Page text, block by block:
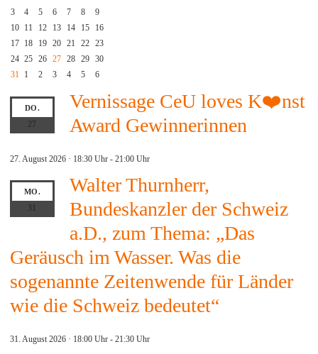
3
4 5 6 7 8
9
10 11 12 13 14 15
16
17 18 19 20 21 22 23
24 25 26 27 28 29 30
31 1 2 3 4 5 6
DO.
27
Vernissage CeU loves K❤️nst
Award Gewinnerinnen
27. August 2026 · 18:30 Uhr - 21:00 Uhr
MO.
Walter Thurnherr,
Bundeskanzler der Schweiz
a.D., zum Thema: „Das
Geräusch im Wasser. Was die
sogenannte Zeitenwende für Länder
wie die Schweiz bedeutet“
31. August 2026 · 18:00 Uhr - 21:30 Uhr